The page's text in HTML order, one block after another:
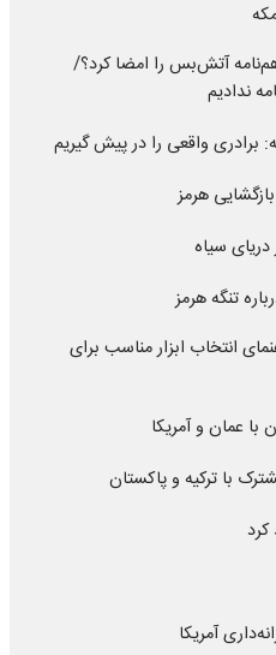
آتش‌بس را امضا کرد؟/
ندادیم
برادری واقعی را در پیش گیریم
هرمز
سیاه
تنگه هرمز
انتخاب ابزار مناسب برای
با عمان و آمریکا
با ترکیه و پاکستان
آمریکا